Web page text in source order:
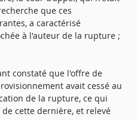
que ces
a caractérisé
à l'auteur de la rupture ;
constaté que l'offre de
avait cessé au
de la rupture, ce qui
cette dernière, et relevé